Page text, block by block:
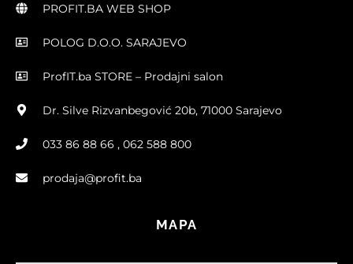
PROFIT.BA WEB SHOP
POLOG D.O.O. SARAJEVO
ProfIT.ba STORE – Prodajni salon
Dr. Silve Rizvanbegović 20b, 71000 Sarajevo
033 86 88 66 , 062 588 800
prodaja@profit.ba
MAPA